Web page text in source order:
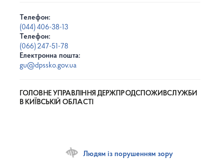
Телефон:
(044) 406-38-13
Телефон:
(066) 247-51-78
Електронна пошта:
gu@dpssko.gov.ua
ГОЛОВНЕ УПРАВЛІННЯ ДЕРЖПРОДСПОЖИВСЛУЖБИ
В КИЇВСЬКІЙ ОБЛАСТІ
Людям із порушенням зору